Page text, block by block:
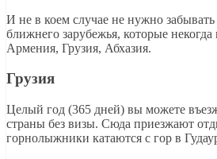
И не в коем случае не нужно
ближнего зарубежья, которые
Армения, Грузия, Абхазия.
Грузия
Целый год (365 дней) вы можете
страны без визы. Сюда приезжают
горнолыжники катаются с гор в